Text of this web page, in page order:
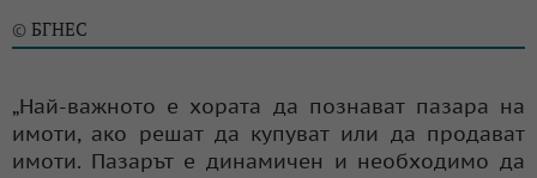
© БГНЕС
„Най-важното е хората да познават пазара на
имоти, ако решат да купуват или да продават
имоти. Пазарът е динамичен и необходимо да